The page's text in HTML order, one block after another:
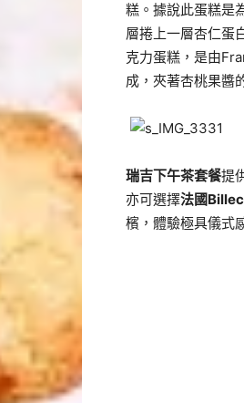
糕。據說此蛋糕是
層捲上一層杏仁蛋
克力蛋糕，是由
成，夾著杏桃果醬
瑞吉下午茶套餐提
亦可選擇法國
檳，體驗極具儀式